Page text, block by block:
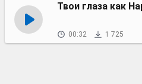
Твои глаза как
00:32 1 725